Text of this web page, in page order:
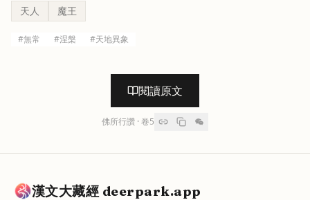
天人
魔王
#無常 #涅槃 #天地異象
閱讀原文
佛所行讚 · 卷5
漢文大藏經 deerpark.app